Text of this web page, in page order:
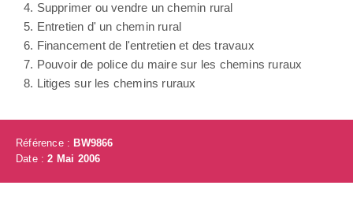
4. Supprimer ou vendre un chemin rural
5. Entretien d' un chemin rural
6. Financement de l'entretien et des travaux
7. Pouvoir de police du maire sur les chemins ruraux
8. Litiges sur les chemins ruraux
Référence : BW9866
Date :2 Mai 2006